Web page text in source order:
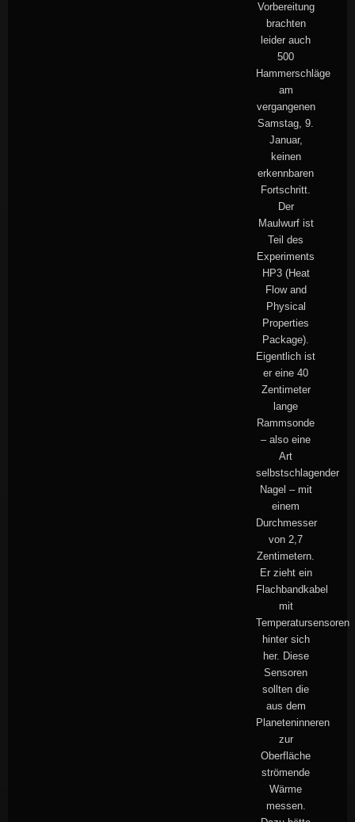
Vorbereitung
brachten
leider auch
500
Hammerschläge
am
vergangenen
Samstag, 9.
Januar,
keinen
erkennbaren
Fortschritt.
Der
Maulwurf ist
Teil des
Experiments
HP3 (Heat
Flow and
Physical
Properties
Package).
Eigentlich ist
er eine 40
Zentimeter
lange
Rammsonde
– also eine
Art
selbstschlagender
Nagel – mit
einem
Durchmesser
von 2,7
Zentimetern.
Er zieht ein
Flachbandkabel
mit
Temperatursensoren
hinter sich
her. Diese
Sensoren
sollten die
aus dem
Planeteninneren
zur
Oberfläche
strömende
Wärme
messen.